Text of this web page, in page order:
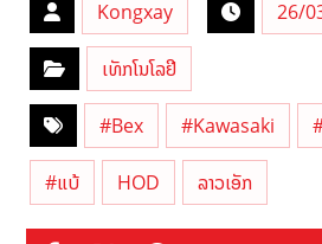
Kongxay 26/
ເທັກໂນໂລຢີ
#Bex #Kawasaki
#ແບ້ HOD ລາວເອັກ